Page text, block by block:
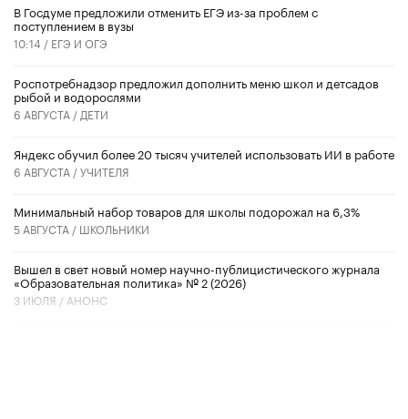
В Госдуме предложили отменить ЕГЭ из-за проблем с
поступлением в вузы
10:14 / ЕГЭ И ОГЭ
Роспотребнадзор предложил дополнить меню школ и детсадов
рыбой и водорослями
6 АВГУСТА / ДЕТИ
​Яндекс обучил более 20 тысяч учителей использовать ИИ в работе
6 АВГУСТА /УЧИТЕЛЯ
Минимальный набор товаров для школы подорожал на 6,3%
5 АВГУСТА / ШКОЛЬНИКИ
Вышел в свет новый номер научно-публицистического журнала
«Образовательная политика» № 2 (2026)
3 ИЮЛЯ / АНОНС